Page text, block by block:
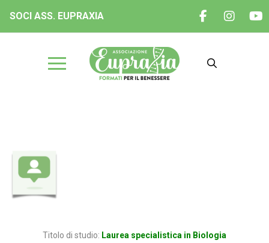
SOCI ASS. EUPRAXIA
Titolo di studio: Laurea specialistica in Biologia